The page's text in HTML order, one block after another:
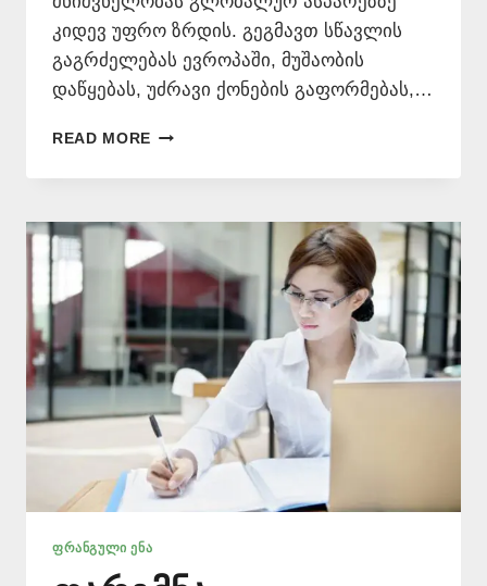
კიდევ უფრო ზრდის. გეგმავთ სწავლის
გაგრძელებას ევროპაში, მუშაობის
დაწყებას, უძრავი ქონების გაფორმებას,…
READ MORE ᲤᲠᲐᲜᲒᲣᲚᲘ
ᲗᲐᲠᲯᲘᲛᲐᲜᲘ
577
546
577
ᲤᲠᲐᲜᲒᲣᲚᲘ ᲔᲜᲐ